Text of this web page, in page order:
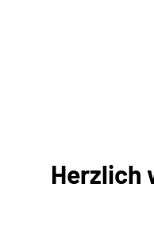
Herzlich